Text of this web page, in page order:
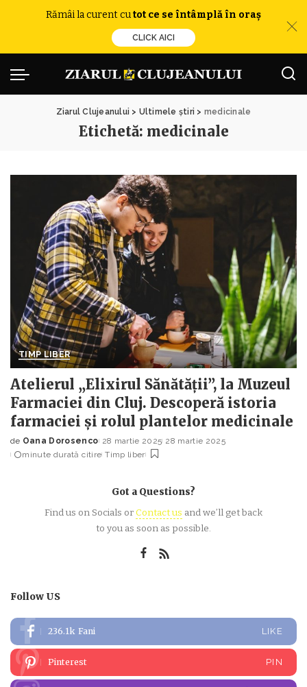
Rămâi la curent cutot ce se întâmplă în oraș
CLICK AICI
Ziarul Clujeanului > Ultimele știri > medicinale
Etichetă: medicinale
TIMP LIBER
Atelierul „Elixirul Sănătății”, la Muzeul
Farmaciei din Cluj. Descoperă istoria
farmaciei și rolul plantelor medicinale
Posted
by
de Oana Dorosenco 28 martie 2025 28 martie 2025
minute durată citire Timp liber
Got a Questions?
Find us on Socials orContact us and we’ll get back
to you as soon as possible.
Follow US
236.1k Fani LIKE
Pinterest PIN